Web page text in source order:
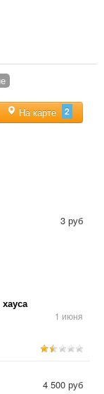
На карте 2
1 июня
3 руб
4 500 руб